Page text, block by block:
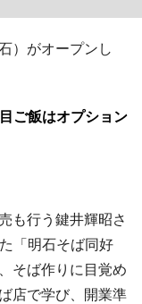
）がオープンし
ご飯はオプション
も行う鍵井輝昭さ
「明石そば同好
そば作りに目覚め
店で学び、開業準